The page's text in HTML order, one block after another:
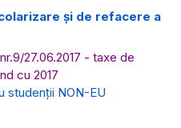
și de refacere a
27.06.2017 - taxe de
cu 2017
studenții NON-EU